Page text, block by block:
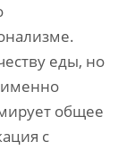
еды, но
именно
общее
с